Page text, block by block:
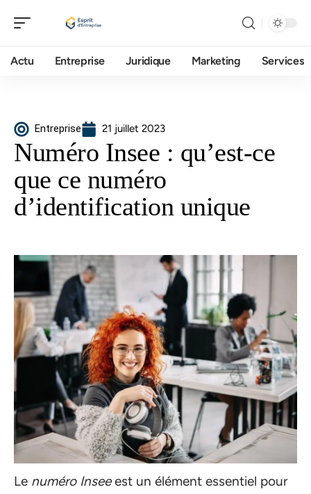
Actu Entreprise Juridique Marketing Services
Entreprise 21 juillet 2023
Numéro Insee : qu’est-ce
que ce numéro
d’identification unique
Le numéro Inseeest un élément essentiel pour